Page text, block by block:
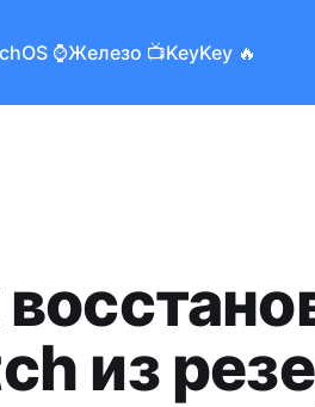
⌚️Железо 📺KeyKey 🔥
из